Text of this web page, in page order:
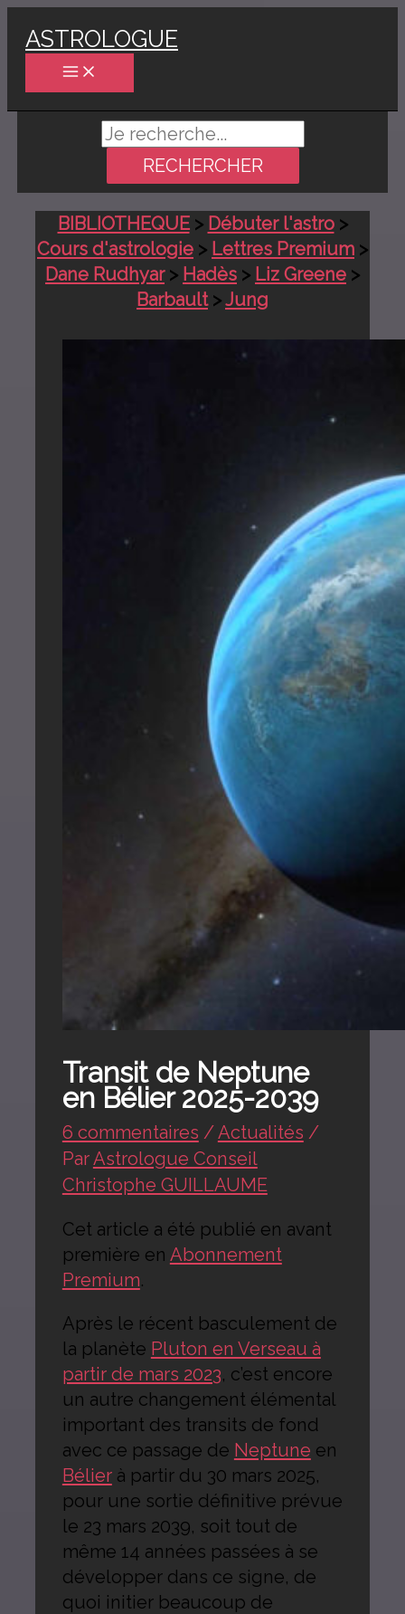
au
contenu
ASTROLOGUE
Rechercher :
BIBLIOTHEQUE> Débuter l'astro>
Cours d'astrologie > Lettres Premium >
Dane Rudhyar> Hadès > Liz Greene >
Barbault>Jung
Transit de Neptune
en Bélier 2025-2039
6 commentaires /Actualités /
ParAstrologue Conseil
Christophe GUILLAUME
Cet article a été publié en avant
première en Abonnement
Premium.
Après le récent basculement de
la planète Pluton en Verseau à
partir de mars 2023, c’est encore
un autre changement élémental
important des transits de fond
avec ce passage de Neptune en
Bélierà partir du 30 mars 2025,
pour une sortie définitive prévue
le 23 mars 2039, soit tout de
même 14 années passées à se
développer dans ce signe, de
quoi initier beaucoup de